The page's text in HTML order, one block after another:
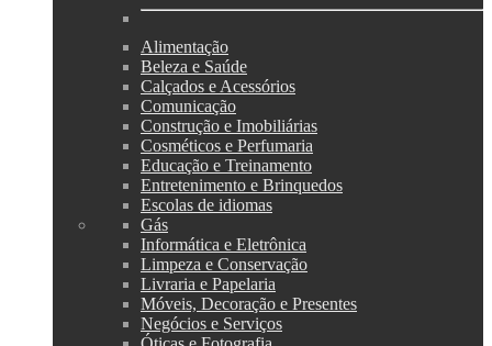
Alimentação
Beleza e Saúde
Calçados e Acessórios
Comunicação
Construção e Imobiliárias
Cosméticos e Perfumaria
Educação e Treinamento
Entretenimento e Brinquedos
Escolas de idiomas
Gás
Informática e Eletrônica
Limpeza e Conservação
Livraria e Papelaria
Móveis, Decoração e Presentes
Negócios e Serviços